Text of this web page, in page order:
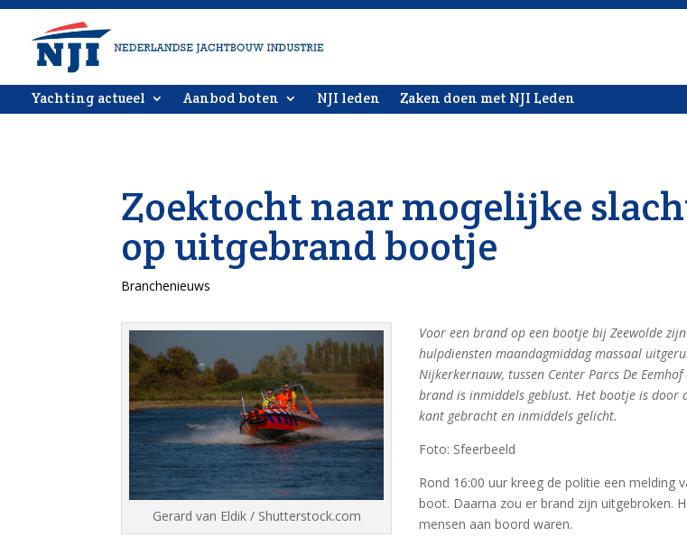
Yachting actueel Aanbod boten NJI leden Zaken doen met NJI Leden
Zoektocht naar mogelijke
op uitgebrand bootje
Branchenieuws
Gerard van Eldik / Shutterstock.com
Voor een brand op een bootje bij Zeewolde
hulpdiensten maandagmiddag massaal
Nijkerkernauw, tussen Center Parcs De
brand is inmiddels geblust. Het bootje is door
kant gebracht en inmiddels gelicht.
Foto: Sfeerbeeld
Rond 16:00 uur kreeg de politie een melding
boot. Daarna zou er brand zijn uitgebroken.
mensen aan boord waren.